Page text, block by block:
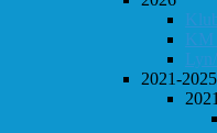
KM
2021-2025
2021